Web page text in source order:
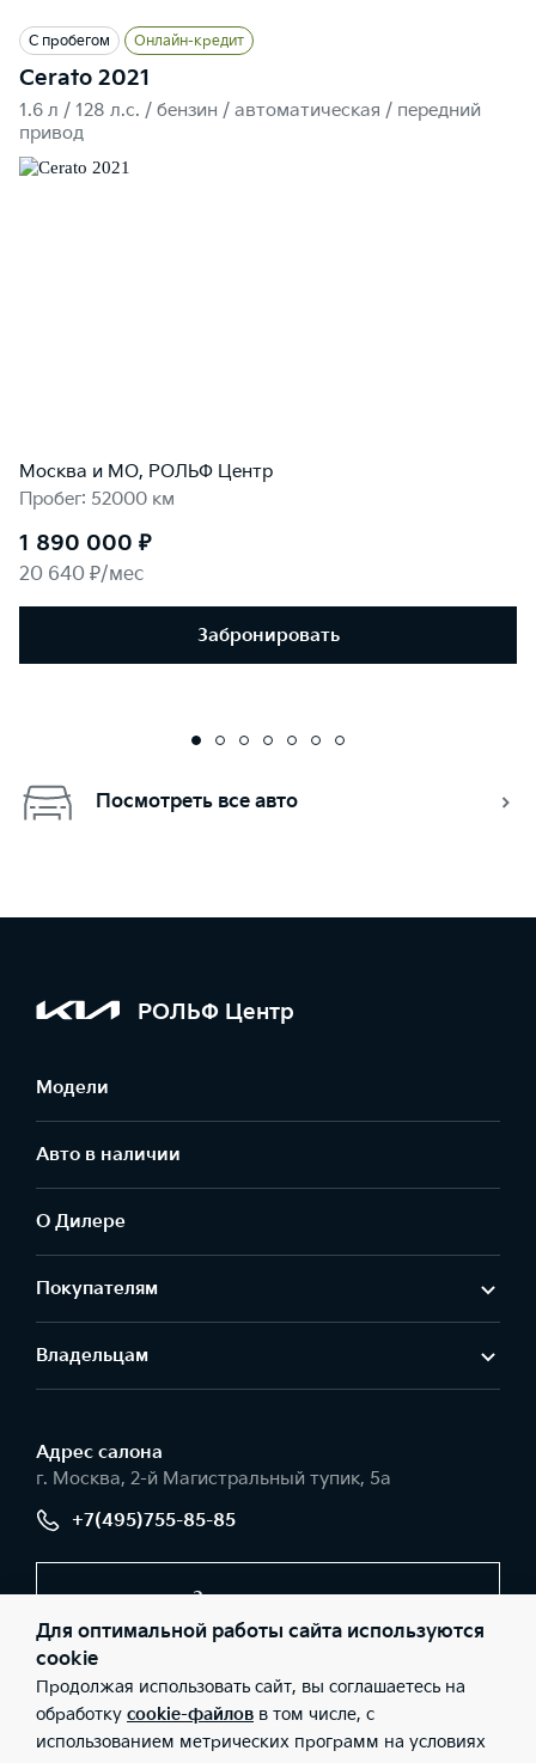
С пробегом Онлайн-кредит
Cerato 2021
1.6 л / 128 л.c. / бензин / автоматическая / передний
привод
Москва и МО, РОЛЬФ Центр
Пробег: 52000 км
1 890 000 ₽
20 640 ₽/мес
Забронировать
Посмотреть все авто
РОЛЬФ Центр
Модели
Авто в наличии
О Дилере
Покупателям
Владельцам
Адрес салонa
г. Москва, 2-й Магистральный тупик, 5а
+7(495)755-85-85
Заказать звонок
© 2026 Юридические лица АО «РОЛЬФ», Филиал «Центр»
(Фактический адрес: г. Москва, 2-й Магистральный тупик, 5а;
Телефон: +7(495)755-85-85; ИНН: 5047254063; ОГРН:
1215000076279), ООО «Киа Россия и СНГ» (Фактический адрес:
Для оптимальной работы сайта используются
cookie
Продолжая использовать сайт, вы соглашаетесь на
обработку cookie-файлов в том числе, с
использованием метрических программ на условиях